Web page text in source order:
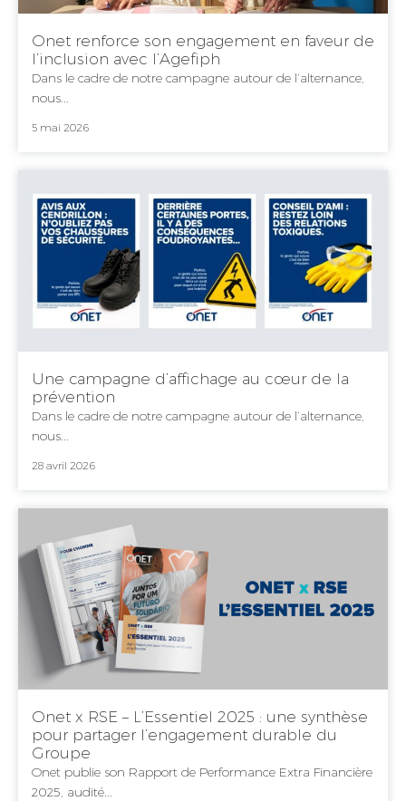
Onet renforce son engagement en faveur de
l’inclusion avec l’Agefiph
Dans le cadre de notre campagne autour de l’alternance,
nous...
5 mai 2026
Une campagne d’affichage au cœur de la
prévention
Dans le cadre de notre campagne autour de l’alternance,
nous...
28 avril 2026
Onet x RSE – L’Essentiel 2025 : une synthèse
pour partager l’engagement durable du
Groupe
Onet publie son Rapport de Performance Extra Financière
2025, audité...